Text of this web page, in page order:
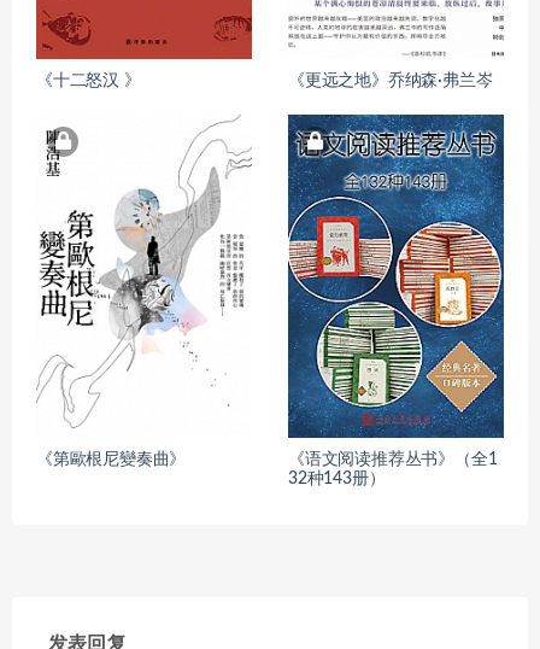
《十二怒汉 》 《更远之地》乔纳森·弗兰岑
《第歐根尼變奏曲》
《语文阅读推荐丛书》（全1
32种143册）
发表回复